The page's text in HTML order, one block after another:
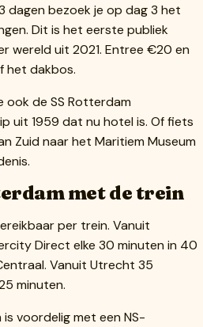
bezoek je op dag 3 het
Dit is het eerste publiek
wereld uit 2021. Entree €20 en
het dakbos.
ook de SS Rotterdam
uit 1959 dat nu hotel is. Of fiets
Zuid naar het Maritiem Museum
met de trein
per trein. Vanuit
Direct elke 30 minuten in 40
Vanuit Utrecht 35
minuten.
voordelig met een NS-